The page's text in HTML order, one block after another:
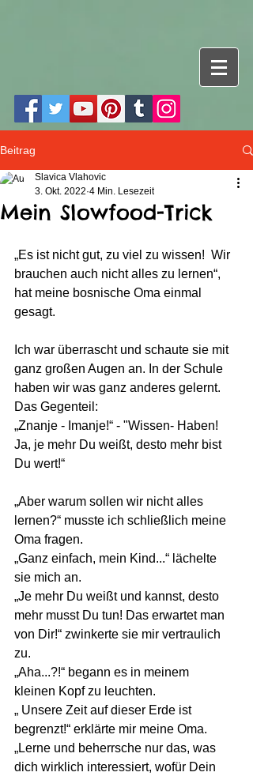
Beitrag
Mein Slowfood-Trick
Slavica Vlahovic
3. Okt. 2022 4 Min. Lesezeit
„Es ist nicht gut, zu viel zu wissen!  Wir
brauchen auch nicht alles zu lernen“,
hat meine bosnische Oma einmal
gesagt.
Ich war überrascht und schaute sie mit
ganz großen Augen an. In der Schule
haben wir was ganz anderes gelernt.
Das Gegenteil:
„Znanje - Imanje!“ - "Wissen- Haben!
Ja, je mehr Du weißt, desto mehr bist
Du wert!“
„Aber warum sollen wir nicht alles
lernen?“ musste ich schließlich meine
Oma fragen.
„Ganz einfach, mein Kind...“ lächelte
sie mich an.
„Je mehr Du weißt und kannst, desto
mehr musst Du tun! Das erwartet man
von Dir!“ zwinkerte sie mir vertraulich
zu.
„Aha...?!“ begann es in meinem
kleinen Kopf zu leuchten.
„ Unsere Zeit auf dieser Erde ist
begrenzt!“ erklärte mir meine Oma.
„Lerne und beherrsche nur das, was
dich wirklich interessiert, wofür Dein